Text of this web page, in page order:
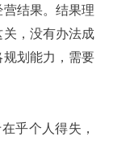
结果。结果理
，没有办法成
划能力，需要
乎个人得失，